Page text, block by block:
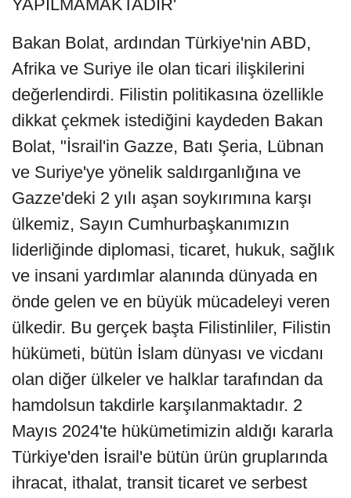
YAPILMAMAKTADIR'
Bakan Bolat, ardından Türkiye'nin ABD,
Afrika ve Suriye ile olan ticari ilişkilerini
değerlendirdi. Filistin politikasına özellikle
dikkat çekmek istediğini kaydeden Bakan
Bolat, "İsrail'in Gazze, Batı Şeria, Lübnan
ve Suriye'ye yönelik saldırganlığına ve
Gazze'deki 2 yılı aşan soykırımına karşı
ülkemiz, Sayın Cumhurbaşkanımızın
liderliğinde diplomasi, ticaret, hukuk, sağlık
ve insani yardımlar alanında dünyada en
önde gelen ve en büyük mücadeleyi veren
ülkedir. Bu gerçek başta Filistinliler, Filistin
hükümeti, bütün İslam dünyası ve vicdanı
olan diğer ülkeler ve halklar tarafından da
hamdolsun takdirle karşılanmaktadır. 2
Mayıs 2024'te hükümetimizin aldığı kararla
Türkiye'den İsrail'e bütün ürün gruplarında
ihracat, ithalat, transit ticaret ve serbest